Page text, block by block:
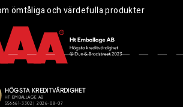
ömtåliga och värdefulla produkter